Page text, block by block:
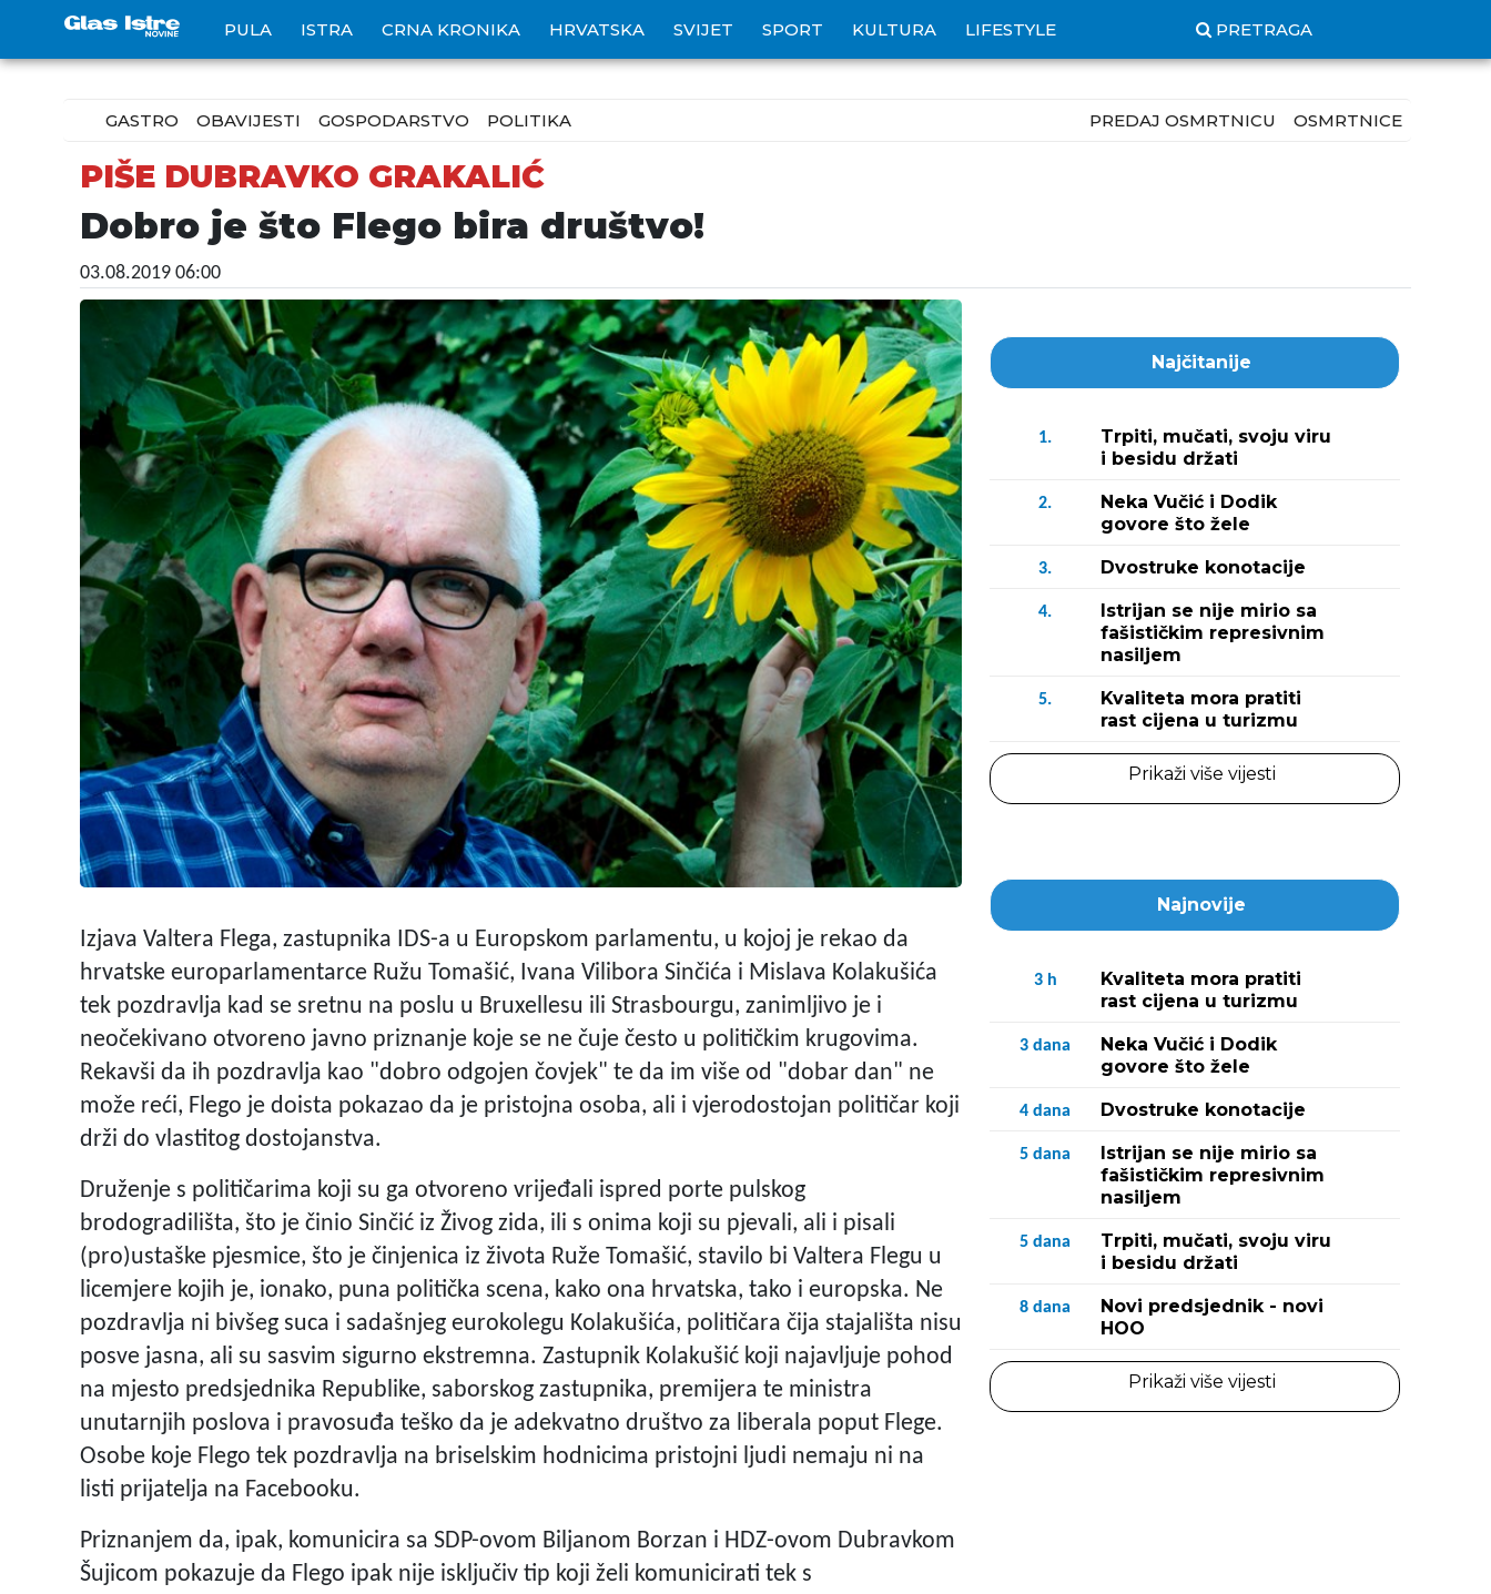
PULA ISTRA CRNA KRONIKA HRVATSKA SVIJET SPORT KULTURA LIFESTYLE PRETRAGA
GASTRO OBAVIJESTI GOSPODARSTVO POLITIKA PREDAJ OSMRTNICU OSMRTNICE
PIŠE DUBRAVKO GRAKALIĆ
Dobro je što Flego bira društvo!
03.08.2019 06:00
Izjava Valtera Flega, zastupnika IDS-a u Europskom parlamentu, u kojoj je rekao da
hrvatske europarlamentarce Ružu Tomašić, Ivana Vilibora Sinčića i Mislava Kolakušića
tek pozdravlja kad se sretnu na poslu u Bruxellesu ili Strasbourgu, zanimljivo je i
neočekivano otvoreno javno priznanje koje se ne čuje često u političkim krugovima.
Rekavši da ih pozdravlja kao "dobro odgojen čovjek" te da im više od "dobar dan" ne
može reći, Flego je doista pokazao da je pristojna osoba, ali i vjerodostojan političar koji
drži do vlastitog dostojanstva.
Druženje s političarima koji su ga otvoreno vrijeđali ispred porte pulskog
brodogradilišta, što je činio Sinčić iz Živog zida, ili s onima koji su pjevali, ali i pisali
(pro)ustaške pjesmice, što je činjenica iz života Ruže Tomašić, stavilo bi Valtera Flegu u
licemjere kojih je, ionako, puna politička scena, kako ona hrvatska, tako i europska. Ne
pozdravlja ni bivšeg suca i sadašnjeg eurokolegu Kolakušića, političara čija stajališta nisu
posve jasna, ali su sasvim sigurno ekstremna. Zastupnik Kolakušić koji najavljuje pohod
na mjesto predsjednika Republike, saborskog zastupnika, premijera te ministra
unutarnjih poslova i pravosuđa teško da je adekvatno društvo za liberala poput Flege.
Osobe koje Flego tek pozdravlja na briselskim hodnicima pristojni ljudi nemaju ni na
listi prijatelja na Facebooku.
Priznanjem da, ipak, komunicira sa SDP-ovom Biljanom Borzan i HDZ-ovom Dubravkom
Šujicom pokazuje da Flego ipak nije isključiv tip koji želi komunicirati tek s
Najčitanije
1.
Trpiti, mučati, svoju viru
i besidu držati
2.
Neka Vučić i Dodik
govore što žele
3. Dvostruke konotacije
4.
Istrijan se nije mirio sa
fašističkim represivnim
nasiljem
5.
Kvaliteta mora pratiti
rast cijena u turizmu
Prikaži više vijesti
Najnovije
3 h
Kvaliteta mora pratiti
rast cijena u turizmu
3 dana
Neka Vučić i Dodik
govore što žele
4 dana Dvostruke konotacije
5 dana
Istrijan se nije mirio sa
fašističkim represivnim
nasiljem
5 dana
Trpiti, mučati, svoju viru
i besidu držati
8 dana
Novi predsjednik - novi
HOO
Prikaži više vijesti